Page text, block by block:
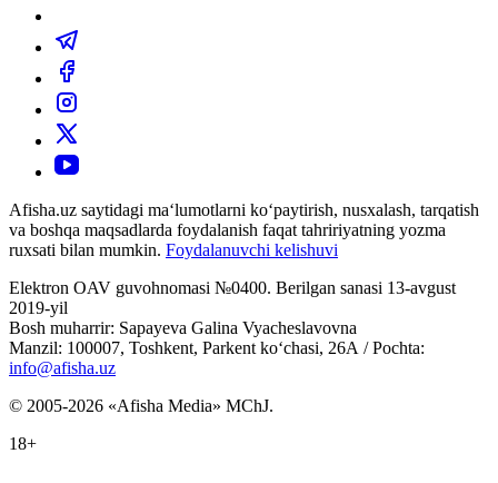
Afisha.uz saytidagi ma‘lumotlarni ko‘paytirish, nusxalash, tarqatish
va boshqa maqsadlarda foydalanish faqat tahririyatning yozma
ruxsati bilan mumkin. Foydalanuvchi kelishuvi
Elektron OAV guvohnomasi №0400. Berilgan sanasi 13-avgust
2019-yil
Bosh muharrir: Sapayeva Galina Vyacheslavovna
Manzil: 100007, Toshkent, Parkent ko‘chasi, 26А / Pochta:
info@afisha.uz
© 2005-2026 «Afisha Media» MChJ.
18+